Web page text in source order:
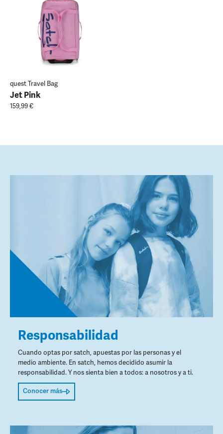
quest Travel Bag
Jet Pink
159,99 €
Responsabilidad
Cuando optas por satch, apuestas por las personas y el
medio ambiente. En satch, hemos decidido asumir la
responsabilidad. Y nos sienta bien a todos: a nosotros y a ti.
Conocer más